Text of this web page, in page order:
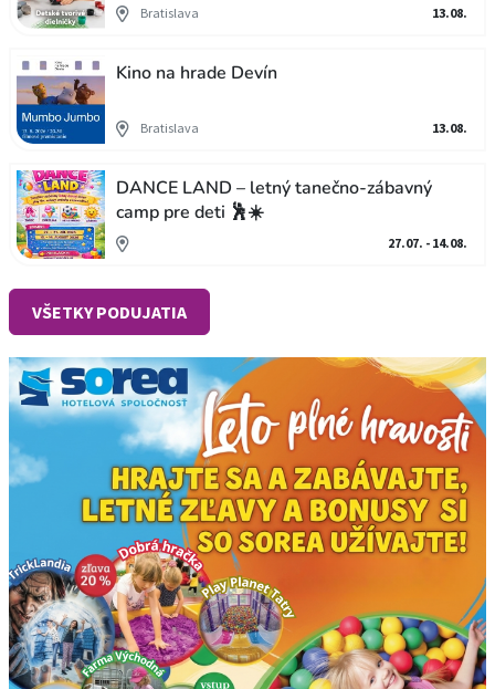
Bratislava 13.08.
Kino na hrade Devín
Bratislava 13.08.
DANCE LAND – letný tanečno-zábavný
camp pre deti 🕺☀️
27.07. - 14.08.
VŠETKY PODUJATIA